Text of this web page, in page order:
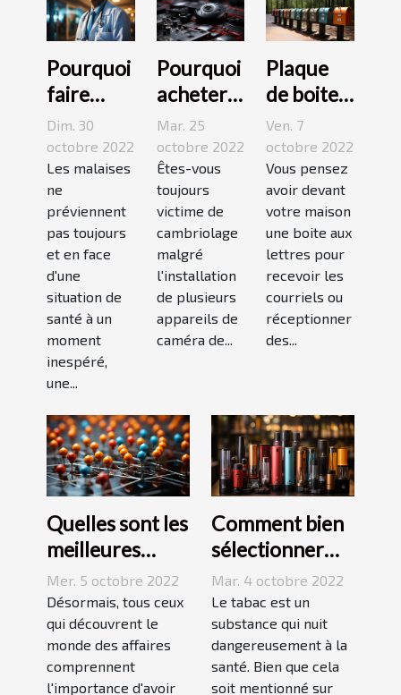
Pourquoi
faire
appel à
une
maison
médicale
de garde
?
Dim. 30
octobre 2022
Les malaises
ne
préviennent
pas toujours
et en face
d'une
situation de
santé à un
moment
inespéré,
une...
Pourquoi
acheter
une
caméra
espion ?
Mar. 25
octobre 2022
Êtes-vous
toujours
victime de
cambriolage
malgré
l'installation
de plusieurs
appareils de
caméra de...
Plaque
de boite
aux
lettres :3
conseils
pour bien
choisir un
bon
modèle
Ven. 7
octobre 2022
Vous pensez
avoir devant
votre maison
une boite aux
lettres pour
recevoir les
courriels ou
réceptionner
des...
Quelles sont les
meilleures
stratégies de
netlinking ?
Mer. 5 octobre 2022
Désormais, tous ceux
qui découvrent le
monde des affaires
comprennent
l'importance d'avoir
Comment bien
sélectionner
une cigarette
électronique ?
Mar. 4 octobre 2022
Le tabac est un
substance qui nuit
dangereusement à la
santé. Bien que cela
soit mentionné sur